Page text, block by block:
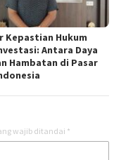
Kepastian Hukum
Antara Daya
Hambatan di Pasar
wajib ditandai *